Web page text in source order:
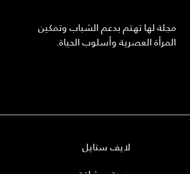
مجلة لها تهتم بدعم الشباب وتمكين
المرأة العصرية وأسلوب الحياة.
لايف ستايل